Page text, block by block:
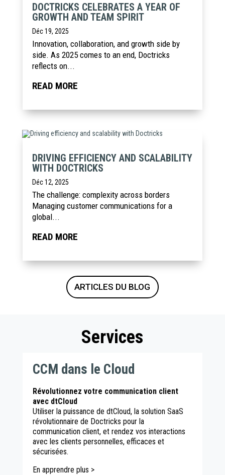
DOCTRICKS CELEBRATES A YEAR OF
GROWTH AND TEAM SPIRIT
Déc 19, 2025
Innovation, collaboration, and growth side by
side. As 2025 comes to an end, Doctricks
reflects on...
READ MORE
DRIVING EFFICIENCY AND SCALABILITY
WITH DOCTRICKS
Déc 12, 2025
The challenge: complexity across borders
Managing customer communications for a
global...
READ MORE
ARTICLES DU BLOG
Services
CCM dans le Cloud
Révolutionnez votre communication client
avec dtCloud
Utiliser la puissance de dtCloud, la solution SaaS
révolutionnaire de Doctricks pour la
communication client, et rendez vos interactions
avec les clients personnelles, efficaces et
sécurisées.
En apprendre plus >